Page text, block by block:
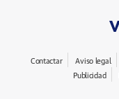
Contactar Aviso legal
Publicidad